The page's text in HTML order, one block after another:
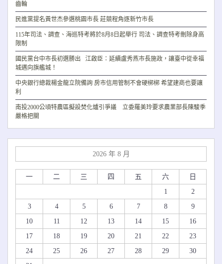
齒輪
民進黨提名黃世杰參選桃園市長 莊競程角逐新竹市長
115年司法、調查、海巡特考將於8月8日起舉行 司法、調查特考刪除身高
限制
國民黨台中市長初選勝出 江啟臣：延續盧秀燕市長施政，讓臺中從幸福
城邁向旗艦城！
中央銀行總裁楊金龍立院備詢 房市信用管制不會硬梆梆 希望建商也要讓
利
南投2000公頃特農區擬設焚化爐引爭議 立委羅美玲要求農業部長陳駿季
嚴格把關
2026 年 8 月
一 二 三 四 五 六
日
1
2
3
4 5 6 7 8
9
10
11 12 13 14 15
16
17
18 19 20 21 22
23
24
25 26 27 28 29
30